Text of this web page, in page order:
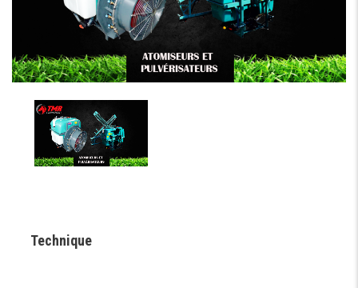
Technique